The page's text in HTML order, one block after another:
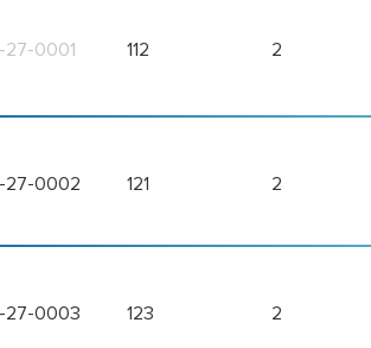
27-0001
112 2
27-0002
121 2
27-0003
123 2